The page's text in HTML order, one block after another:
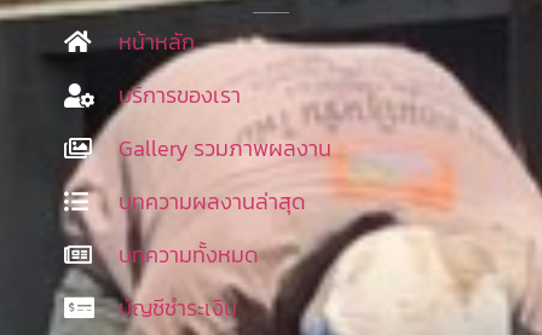
หน้าหลัก
บริการของเรา
Gallery รวมภาพผลงาน
บทความผลงานล่าสุด
บทความทั้งหมด
บัญชีชำระเงิน